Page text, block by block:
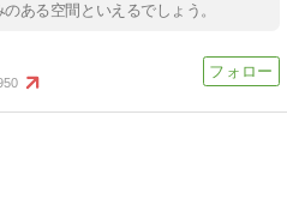
ある空間といえるでしょう。